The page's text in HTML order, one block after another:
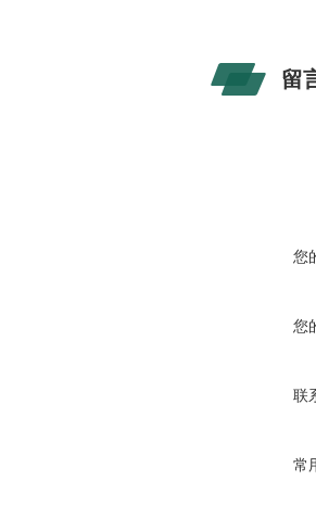
留
您
您
联
常